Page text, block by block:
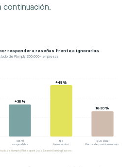
continuación.
responder a reseñas frente a ignorarlas
de Womply, 200.000+ empresas
>25 %
respondidas
+35 %
Alle
beantwortet
+49 %
SEO local
Factor de posicionamiento
16-20 %
de Womply | Whitespark Local Search Ranking Factors